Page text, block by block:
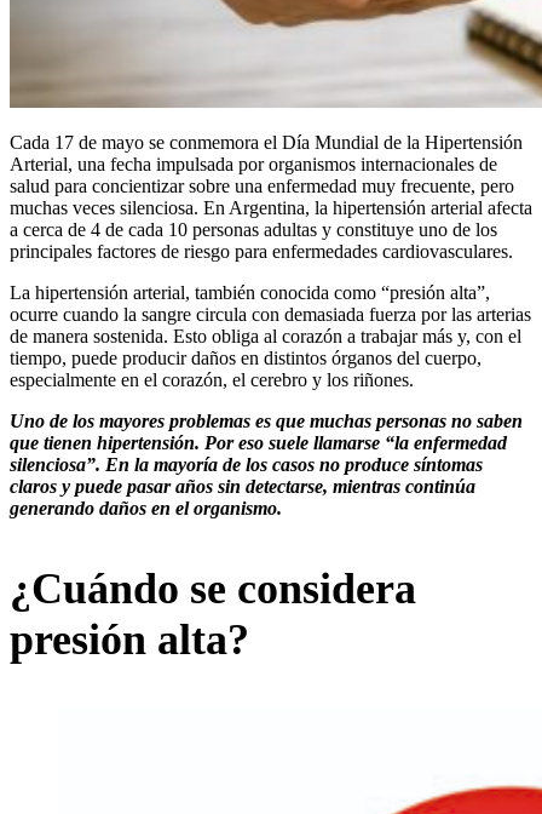
Cada 17 de mayo se conmemora el Día Mundial de la Hipertensión
Arterial, una fecha impulsada por organismos internacionales de
salud para concientizar sobre una enfermedad muy frecuente, pero
muchas veces silenciosa. En Argentina, la hipertensión arterial afecta
a cerca de 4 de cada 10 personas adultas y constituye uno de los
principales factores de riesgo para enfermedades cardiovasculares.
La hipertensión arterial, también conocida como “presión alta”,
ocurre cuando la sangre circula con demasiada fuerza por las arterias
de manera sostenida. Esto obliga al corazón a trabajar más y, con el
tiempo, puede producir daños en distintos órganos del cuerpo,
especialmente en el corazón, el cerebro y los riñones.
Uno de los mayores problemas es que muchas personas no saben
que tienen hipertensión. Por eso suele llamarse “la enfermedad
silenciosa”. En la mayoría de los casos no produce síntomas
claros y puede pasar años sin detectarse, mientras continúa
generando daños en el organismo.
¿Cuándo se considera
presión alta?